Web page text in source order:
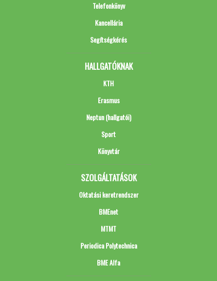
Telefonkönyv
Kancellária
Segítségkérés
HALLGATÓKNAK
KTH
Erasmus
Neptun (hallgatói)
Sport
Könyvtár
SZOLGÁLTATÁSOK
Oktatási keretrendszer
BMEnet
MTMT
Periodica Polytechnica
BME Alfa